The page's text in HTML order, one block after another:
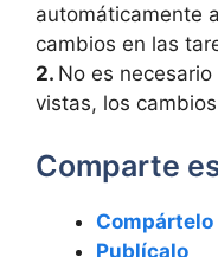
automáticamente
cambios en las
2. No es
vistas, los
Comparte
Compártelo
Publícalo